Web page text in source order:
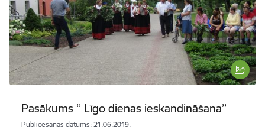
Pasākums ‘’ Līgo dienas ieskandināšana’’
Publicēšanas datums: 21.06.2019.